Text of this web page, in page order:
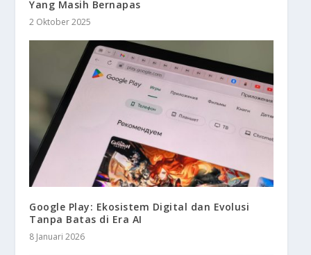
Yang Masih Bernapas
2 Oktober 2025
Google Play: Ekosistem Digital dan Evolusi
Tanpa Batas di Era AI
8 Januari 2026